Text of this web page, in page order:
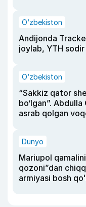
O‘zbekiston
Andijonda
joylab, YTH
O‘zbekiston
“Sakkiz qator
bo‘lgan”.
asrab qolgan
Dunyo
Mariupol
qozoni”dan
armiyasi bosh